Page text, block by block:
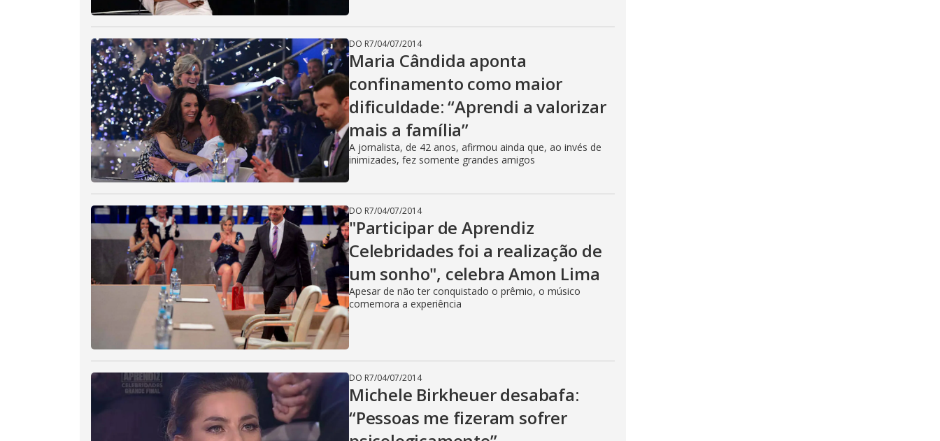
DO R7/04/07/2014
Maria Cândida aponta
confinamento como maior
dificuldade: “Aprendi a valorizar
mais a família”
A jornalista, de 42 anos, afirmou ainda que, ao invés de
inimizades, fez somente grandes amigos
DO R7/04/07/2014
"Participar de Aprendiz
Celebridades foi a realização de
um sonho", celebra Amon Lima
Apesar de não ter conquistado o prêmio, o músico
comemora a experiência
DO R7/04/07/2014
Michele Birkheuer desabafa:
“Pessoas me fizeram sofrer